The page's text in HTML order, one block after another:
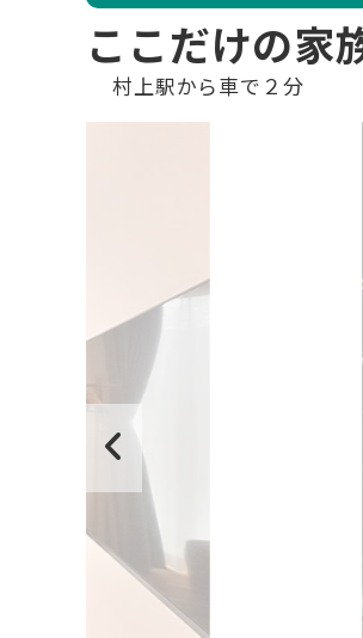
ここだけの家
村上駅から車で２分